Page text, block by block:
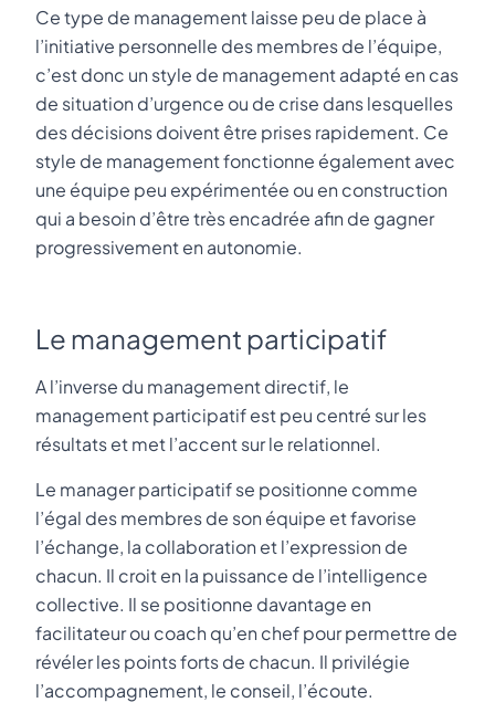
Ce type de management laisse peu de place à
l’initiative personnelle des membres de l’équipe,
c’est donc un style de management adapté en cas
de situation d’urgence ou de crise dans lesquelles
des décisions doivent être prises rapidement. Ce
style de management fonctionne également avec
une équipe peu expérimentée ou en construction
qui a besoin d’être très encadrée afin de gagner
progressivement en autonomie.
Le management participatif
A l’inverse du management directif, le
management participatif est peu centré sur les
résultats et met l’accent sur le relationnel.
Le manager participatif se positionne comme
l’égal des membres de son équipe et favorise
l’échange, la collaboration et l’expression de
chacun. Il croit en la puissance de l’intelligence
collective. Il se positionne davantage en
facilitateur ou coach qu’en chef pour permettre de
révéler les points forts de chacun. Il privilégie
l’accompagnement, le conseil, l’écoute.